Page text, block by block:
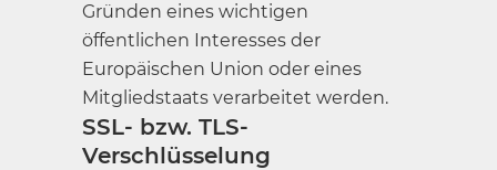
Gründen eines wichtigen
öffentlichen Interesses der
Europäischen Union oder eines
Mitgliedstaats verarbeitet werden.
SSL- bzw. TLS-
Verschlüsselung